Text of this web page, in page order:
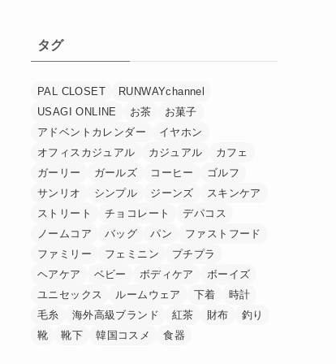
タグ
PAL CLOSET
RUNWAYchannel
USAGI ONLINE
お茶
お菓子
アドベントカレンダー
イヤホン
オフィスカジュアル
カジュアル
カフェ
ガーリー
ガールズ コーヒー
ゴルフ
サンリオ
シンプル ジーンズ
スキンケア
ストリート
チョコレート
デパコス
ノームコア
バッグ パン
ファストフード
ファミリー
フェミニン
プチプラ
ヘアケア
ベビー ボディケア
ボーイズ
ユニセックス
ルームウェア 下着
時計
毛糸
海外高級ブランド 紅茶 財布
釣り
靴
靴下 韓国コスメ 食器